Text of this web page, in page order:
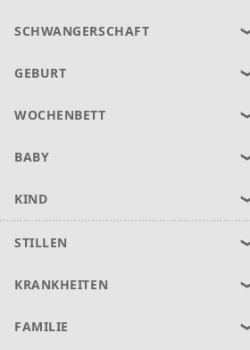
SCHWANGERSCHAFT
GEBURT
WOCHENBETT
BABY
KIND
STILLEN
KRANKHEITEN
FAMILIE